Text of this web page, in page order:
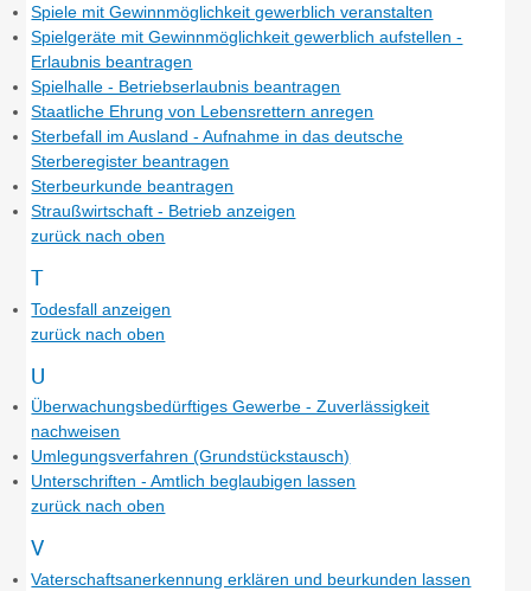
Spiele mit Gewinnmöglichkeit gewerblich veranstalten
Spielgeräte mit Gewinnmöglichkeit gewerblich aufstellen -
Erlaubnis beantragen
Spielhalle - Betriebserlaubnis beantragen
Staatliche Ehrung von Lebensrettern anregen
Sterbefall im Ausland - Aufnahme in das deutsche
Sterberegister beantragen
Sterbeurkunde beantragen
Straußwirtschaft - Betrieb anzeigen
zurück nach oben
T
Todesfall anzeigen
zurück nach oben
U
Überwachungsbedürftiges Gewerbe - Zuverlässigkeit
nachweisen
Umlegungsverfahren (Grundstückstausch)
Unterschriften - Amtlich beglaubigen lassen
zurück nach oben
V
Vaterschaftsanerkennung erklären und beurkunden lassen